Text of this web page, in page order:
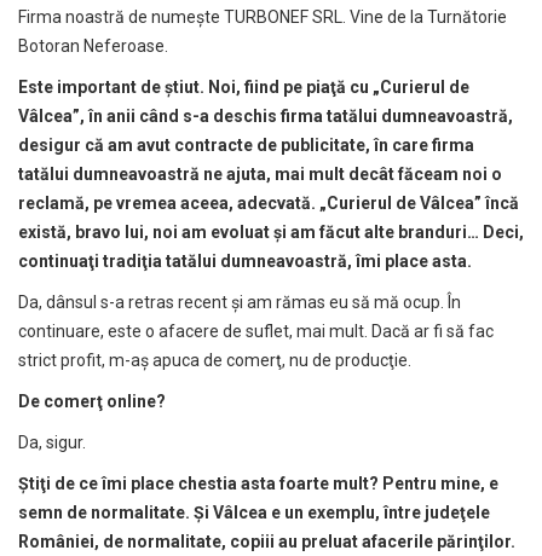
Firma noastră de numeşte TURBONEF SRL. Vine de la Turnătorie
Botoran Neferoase.
Este important deştiut. Noi, fiind pe piaţă cu „Curierul de
Vâlcea”, în anii când s-a deschis firma tată lui dumneavoastră,
desigur că am avut contracte de publicitate, în care firma
tată lui dumneavoastră ne ajuta, mai mult decât făceam noi o
reclamă, pe vremea aceea, adecvată. „Curierul de Vâlcea” încă
există, bravo lui, noi am evoluatşi am făcut alte branduri… Deci,
continuaţi tradiţia tată lui dumneavoastră, îmi place asta.
Da, dânsul s-a retras recent şi am rămas eu să mă ocup. În
continuare, este o afacere de suflet, mai mult. Dacă ar fi să fac
strict profit, m-aş apuca de comerţ, nu de producţie.
De comerţ online?
Da, sigur.
Ştiţi de ce îmi place chestia asta foarte mult? Pentru mine, e
semn de normalitate. Și Vâlcea e un exemplu, între judeţele
României, de normalitate, copiii au preluat afacerile părinţilor.